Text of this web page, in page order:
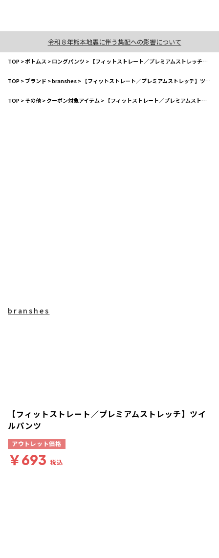
令和８年熊本地震に伴う集配への影響について
TOP>ボトムス >ロングパンツ > 【フィットストレート／プレミアムストレッチ】ツイルパンツ
TOP>ブランド >branshes> 【フィットストレート／プレミアムストレッチ】ツイルパンツ
TOP>その他>クーポン対象アイテム > 【フィットストレート／プレミアムストレッチ】ツイルパンツ
branshes
【フィットストレート／プレミアムストレッチ】ツイ
ルパンツ
アウトレット価格
￥693 税込